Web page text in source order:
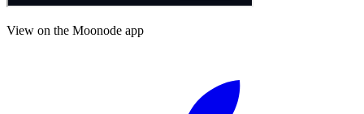
View on the Moonode app